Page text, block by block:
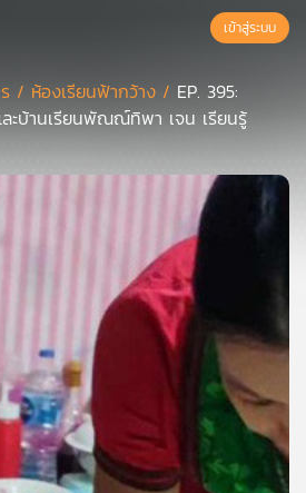
เข้าสู่ระบบ
/ ห้องเรียนฟ้ากว้าง / EP. 395:
ละบ้านเรียนพัณณ์ทิพา เจน เรียนรู้